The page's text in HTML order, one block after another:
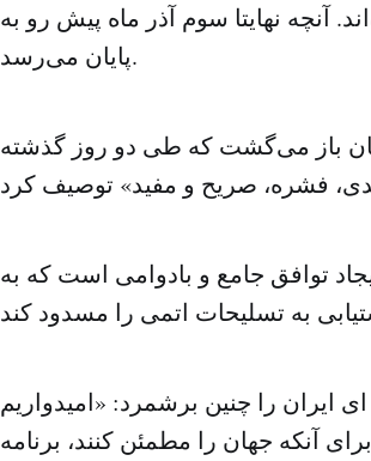
آنچه نهایتا سوم آذر ماه پیش رو به
پایان می‌رسد.
باز می‌گشت که طی دو روز گذشته
توافق جامع و بادوامی است که به
ایران را چنین برشمرد: «امیدواریم
آنکه جهان را مطمئن کنند، برنامه